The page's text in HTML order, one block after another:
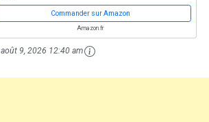
Commander sur Amazon
Amazon.fr
août 9, 2026 12:40 am